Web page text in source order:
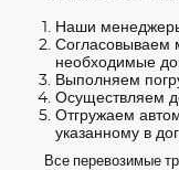
Наши
Согласовываем
необходимые
Выполняем
Осуществляем
Отгружаем
указанному в
Все перевозимые